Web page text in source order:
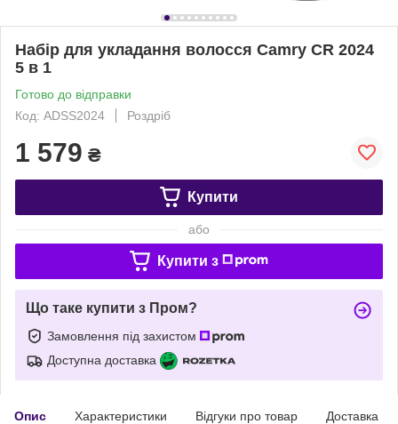
Набір для укладання волосся Camry CR 2024
5 в 1
Готово до відправки
Код: ADSS2024
Роздріб
1 579 ₴
Купити
або
Купити з
Що таке купити з Пром?
Замовлення під захистом
Доступна доставка
Опис Характеристики Відгуки про товар Доставка